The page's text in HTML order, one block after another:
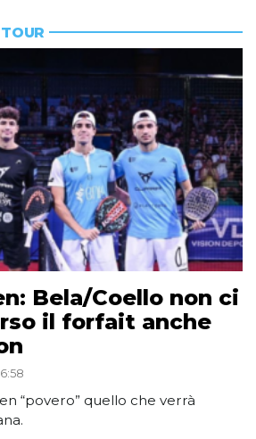
Bela/Coello non ci
il forfait anche
“povero” quello che verrà